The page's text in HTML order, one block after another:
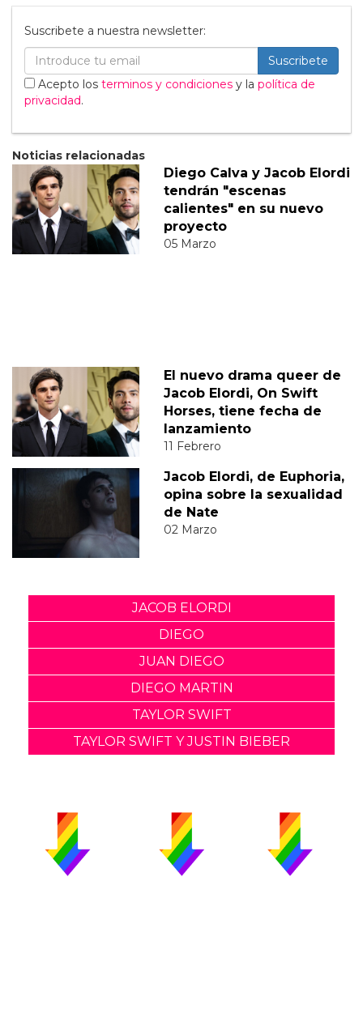
Suscribete a nuestra newsletter:
Suscribete
Acepto los terminos y condiciones y la política de
privacidad.
Noticias relacionadas
Diego Calva y Jacob Elordi
tendrán "escenas
calientes" en su nuevo
proyecto
05 Marzo
El nuevo drama queer de
Jacob Elordi, On Swift
Horses, tiene fecha de
lanzamiento
11 Febrero
Jacob Elordi, de Euphoria,
opina sobre la sexualidad
de Nate
02 Marzo
JACOB ELORDI
DIEGO
JUAN DIEGO
DIEGO MARTIN
TAYLOR SWIFT
TAYLOR SWIFT Y JUSTIN BIEBER